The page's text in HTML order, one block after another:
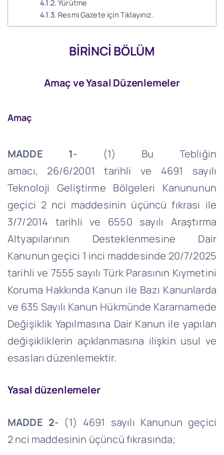
Yürütme
Resmi Gazete için Tıklayınız.
BİRİNCİ BÖLÜM
Amaç ve Yasal Düzenlemeler
Amaç
MADDE 1- (1) Bu Tebliğin
amacı, 26/6/2001 tarihli ve 4691 sayılı
Teknoloji Geliştirme Bölgeleri Kanununun
geçici 2 nci maddesinin üçüncü fıkrası ile
3/7/2014 tarihli ve 6550 sayılı Araştırma
Altyapılarının Desteklenmesine Dair
Kanunun geçici 1 inci maddesinde 20/7/2025
tarihli ve 7555 sayılı Türk Parasının Kıymetini
Koruma Hakkında Kanun ile Bazı Kanunlarda
ve 635 Sayılı Kanun Hükmünde Kararnamede
Değişiklik Yapılmasına Dair Kanun ile yapılan
değişikliklerin açıklanmasına ilişkin usul ve
esasları düzenlemektir.
Yasal düzenlemeler
MADDE 2- (1) 4691 sayılı Kanunun geçici
2nci maddesinin üçüncü fıkrasında;